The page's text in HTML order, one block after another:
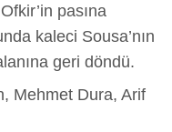
pasına
kaleci Sousa’nın
geri döndü.
Mehmet Dura, Arif